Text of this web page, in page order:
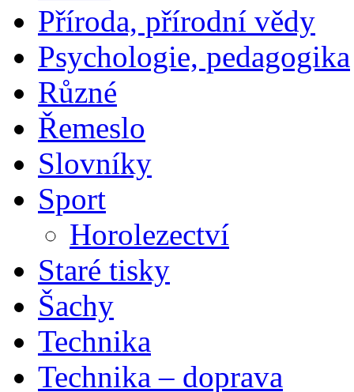
Příroda, přírodní vědy
Psychologie, pedagogika
Různé
Řemeslo
Slovníky
Sport
Horolezectví
Staré tisky
Šachy
Technika
Technika – doprava